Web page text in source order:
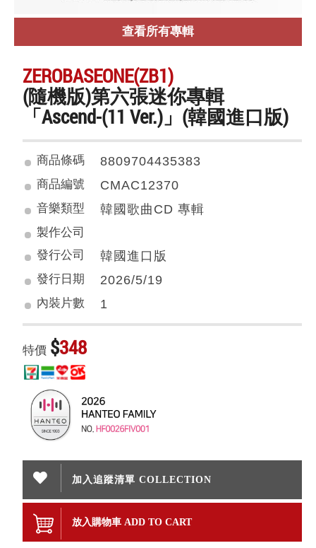
查看所有專輯
ZEROBASEONE(ZB1)
(隨機版)第六張迷你專輯
「Ascend-(11 Ver.)」(韓國進口版)
商品條碼 8809704435383
商品編號 CMAC12370
音樂類型 韓國歌曲CD 專輯
製作公司
發行公司
韓國進口版
發行日期 2026/5/19
內裝片數 1
特價 $348
加入追蹤清單 COLLECTION
放入購物車 ADD TO CART